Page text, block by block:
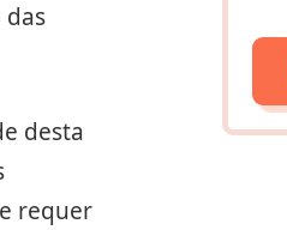
desta
requer